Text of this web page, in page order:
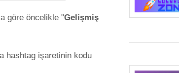
göre öncelikle "Gelişmiş
hashtag işaretinin kodu